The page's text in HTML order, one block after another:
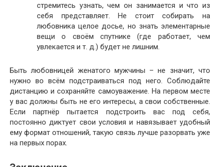
стремитесь узнать, чем он занимается и что из
себя представляет. Не стоит собирать на
любовника целое досье, но знать элементарные
вещи о своём спутнике (где работает, чем
увлекается и т. д.) будет не лишним.
Быть любовницей женатого мужчины – не значит, что
нужно во всём подстраиваться под него. Соблюдайте
дистанцию и сохраняйте самоуважение. На первом месте
у вас должны быть не его интересы, а свои собственные.
Если партнёр пытается подстроить вас под себя,
постоянно диктует свои условия и навязывает удобный
ему формат отношений, такую связь лучше разорвать уже
на первых порах.